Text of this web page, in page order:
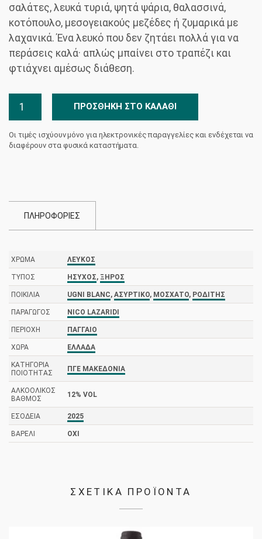
σαλάτες, λευκά τυριά, ψητά ψάρια, θαλασσινά,
κοτόπουλο, μεσογειακούς μεζέδες ή ζυμαρικά με
λαχανικά. Ένα λευκό που δεν ζητάει πολλά για να
περάσεις καλά· απλώς μπαίνει στο τραπέζι και
φτιάχνει αμέσως διάθεση.
Ντάμα
Nico
Lazaridi
ΠΡΟΣΘΉΚΗ ΣΤΟ ΚΑΛΆΘΙ
Οι τιμές ισχύουν μόνο για ηλεκτρονικές παραγγελίες και ενδέχεται να
διαφέρουν στα φυσικά καταστήματα.
ΠΛΗΡΟΦΟΡΙΕΣ
ΧΡΏΜΑ ΛΕΥΚΌΣ
ΤΎΠΟΣ ΉΣΥΧΟΣ, ΞΗΡΌΣ
ΠΟΙΚΙΛΊΑ UGNI BLANC, ΑΣΎΡΤΙΚΟ, ΜΟΣΧΆΤΟ, ΡΟΔΊΤΗΣ
ΠΑΡΑΓΩΓΌΣ NICO LAZARIDI
ΠΕΡΙΟΧΉ ΠΑΓΓΑΊΟ
ΧΏΡΑ ΕΛΛΆΔΑ
ΚΑΤΗΓΟΡΊΑ
ΠΟΙΌΤΗΤΑΣ
ΠΓΕ ΜΑΚΕΔΟΝΊΑ
ΑΛΚΟΟΛΙΚΌΣ
ΒΑΘΜΌΣ
12% VOL
ΕΣΟΔΕΊΑ 2025
ΒΑΡΈΛΙ ΌΧΙ
ΣΧΕΤΙΚΑ ΠΡΟΪΟΝΤΑ